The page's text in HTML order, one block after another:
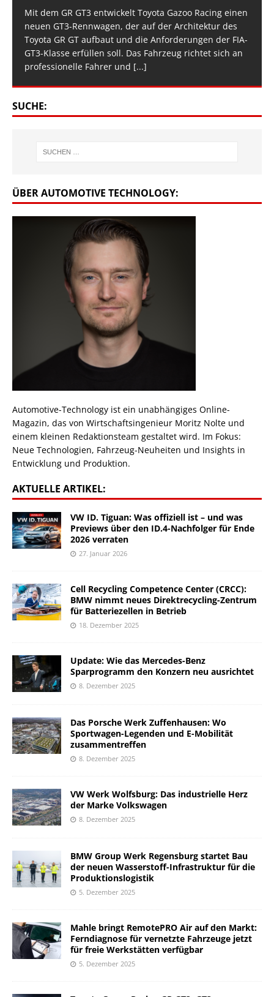
Mit dem GR GT3 entwickelt Toyota Gazoo Racing einen
neuen GT3-Rennwagen, der auf der Architektur des
Toyota GR GT aufbaut und die Anforderungen der FIA-
GT3-Klasse erfüllen soll. Das Fahrzeug richtet sich an
professionelle Fahrer und [...]
SUCHE:
ÜBER AUTOMOTIVE TECHNOLOGY:
Automotive-Technology ist ein unabhängiges Online-
Magazin, das von Wirtschaftsingenieur Moritz Nolte und
einem kleinen Redaktionsteam gestaltet wird. Im Fokus:
Neue Technologien, Fahrzeug-Neuheiten und Insights in
Entwicklung und Produktion.
AKTUELLE ARTIKEL:
VW ID. Tiguan: Was offiziell ist – und was
Previews über den ID.4-Nachfolger für Ende
2026 verraten
27. Januar 2026
Cell Recycling Competence Center (CRCC):
BMW nimmt neues Direktrecycling-Zentrum
für Batteriezellen in Betrieb
18. Dezember 2025
Update: Wie das Mercedes-Benz
Sparprogramm den Konzern neu ausrichtet
8. Dezember 2025
Das Porsche Werk Zuffenhausen: Wo
Sportwagen-Legenden und E-Mobilität
zusammentreffen
8. Dezember 2025
VW Werk Wolfsburg: Das industrielle Herz
der Marke Volkswagen
8. Dezember 2025
BMW Group Werk Regensburg startet Bau
der neuen Wasserstoff-Infrastruktur für die
Produktionslogistik
5. Dezember 2025
Mahle bringt RemotePRO Air auf den Markt:
Ferndiagnose für vernetzte Fahrzeuge jetzt
für freie Werkstätten verfügbar
5. Dezember 2025